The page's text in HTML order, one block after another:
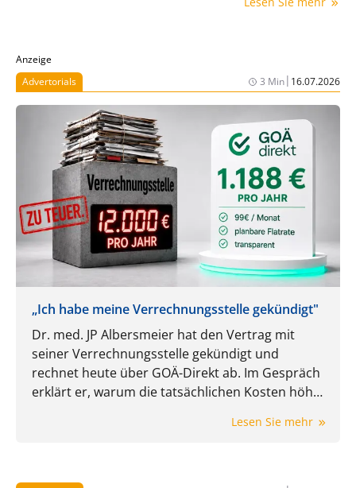
führen. Was Sie darüber wissen sollten.
Anzeige
Advertorials
3 Min| 16.07.2026
„Ich habe meine Verrechnungsstelle gekündigt"
Dr. med. JP Albersmeier hat den Vertrag mit
seiner Verrechnungsstelle gekündigt und
rechnet heute über GOÄ-Direkt ab. Im Gespräch
erklärt er, warum die tatsächlichen Kosten höher
zunächst vermuten lässt und welche Rolle
Lesen Sie mehr